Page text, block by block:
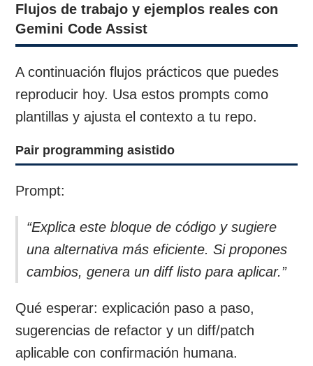
Flujos de trabajo y ejemplos reales con
Gemini Code Assist
A continuación flujos prácticos que puedes
reproducir hoy. Usa estos prompts como
plantillas y ajusta el contexto a tu repo.
Pair programming asistido
Prompt:
“Explica este bloque de código y sugiere
una alternativa más eficiente. Si propones
cambios, genera un diff listo para aplicar.”
Qué esperar: explicación paso a paso,
sugerencias de refactor y un diff/patch
aplicable con confirmación humana.